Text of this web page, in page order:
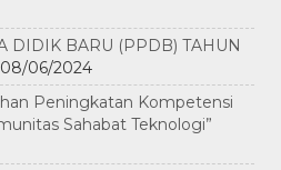
DIDIK BARU (PPDB) TAHUN
08/06/2024
Peningkatan Kompetensi
Sahabat Teknologi”